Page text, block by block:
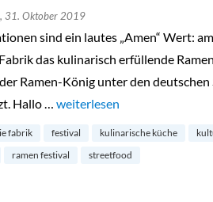
31. Oktober 2019
sind ein lautes „Amen“ Wert:
das kulinarisch erfüllende
Ramen-König unter den deutschen
Hallo … „Ramen Festival in
weiterlesen
fabrik festival kulinarische küche
ramen festival streetfood